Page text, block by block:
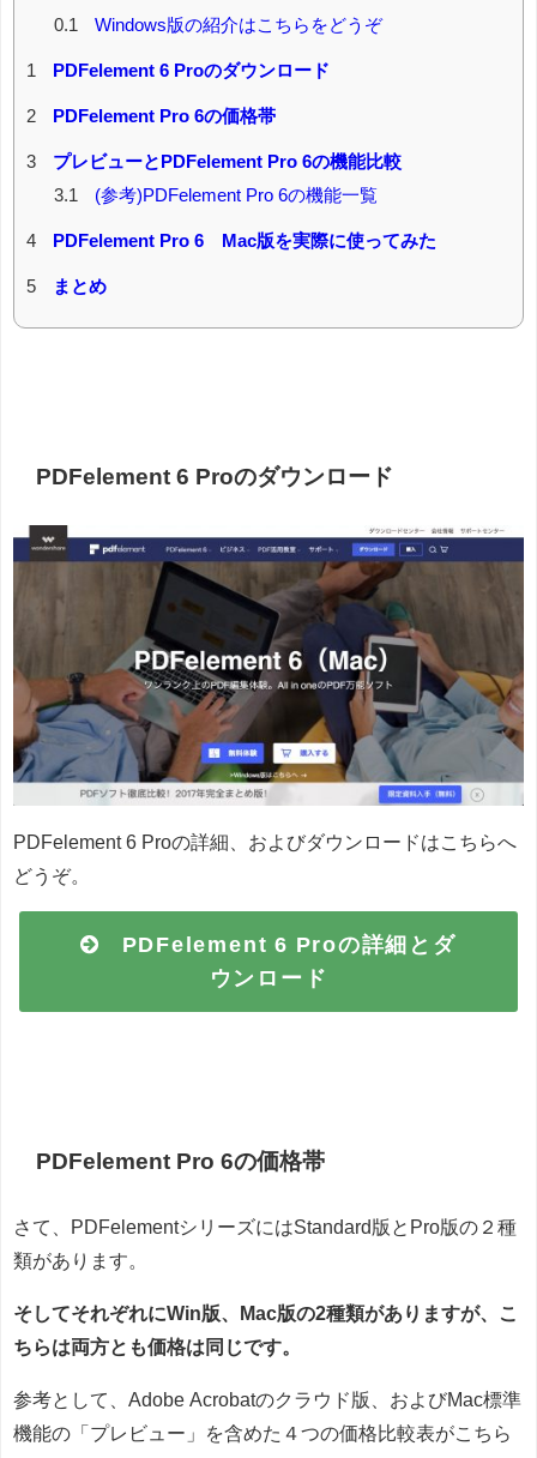
0.1 Windows版の紹介はこちらをどうぞ
1 PDFelement 6 Proのダウンロード
2 PDFelement Pro 6の価格帯
3
プレビューとPDFelement Pro 6の機能比較
3.1
(参考)PDFelement Pro 6の機能一覧
4 PDFelement Pro 6 Mac版を実際に使ってみた
5 まとめ
PDFelement 6 Proのダウンロード
PDFelement 6 Proの詳細、およびダウンロードはこちらへ
どうぞ。
PDFelement 6 Proの詳細とダ
ウンロード
PDFelement Pro 6の価格帯
さて、PDFelementシリーズにはStandard版とPro版の２種
類があります。
そしてそれぞれにWin版、Mac版の2種類がありますが、こ
ちらは両方とも価格は同じです。
参考として、Adobe Acrobatのクラウド版、およびMac標準
機能の「プレビュー」を含めた４つの価格比較表がこちら